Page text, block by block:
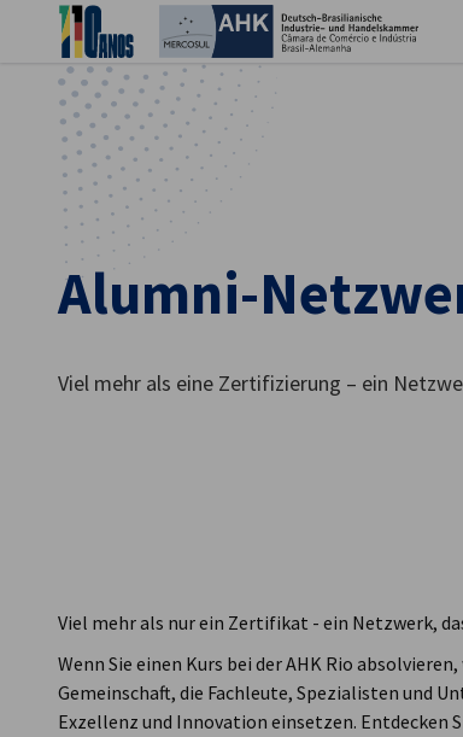
Alumni-
Viel mehr als eine Zertifizierung – ein
Viel mehr als nur ein Zertifikat - ein Netzwerk,
Wenn Sie einen Kurs bei der AHK Rio
Gemeinschaft, die Fachleute, Spezialisten und
Exzellenz und Innovation einsetzen. Entdecken